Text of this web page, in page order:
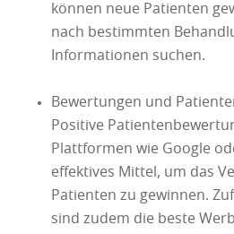
können neue Patienten
nach bestimmten
Informationen suchen.
Bewertungen und
Positive
Plattformen wie Google
effektives Mittel, um das
Patienten zu gewinnen.
sind zudem die beste